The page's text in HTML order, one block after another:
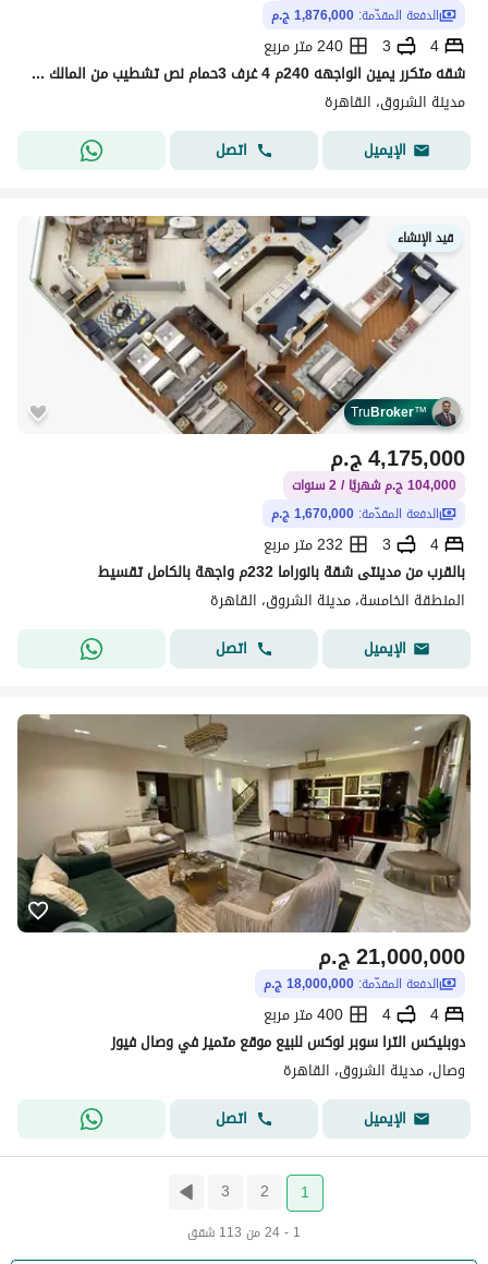
الدفعة المقدّمة: 1,876,000 ج.م
4
3
240 متر مربع
شقه متكرر يمين الواجهه 240م 4 غرف 3حمام نص تشطيب من المالك مباشر خطوات لتاون سنتر مول 30ثانيه لطريق الشباب خطوات لنادي جرين هيلز
مدينة الشروق، القاهرة
الإيميل
اتصل
قيد الإنشاء
TruBroker™
ج.م4,175,000
104,000 ج.م شهريًا / 2 سنوات
الدفعة المقدّمة: 1,670,000 ج.م
4
3
232 متر مربع
بالقرب من مدينتى شقة بانوراما 232م واجهة بالكامل تقسيط
المنطقة الخامسة، مدينة الشروق، القاهرة
الإيميل
اتصل
ج.م21,000,000
الدفعة المقدّمة: 18,000,000 ج.م
4
4
400 متر مربع
دوبليكس الترا سوبر لوكس للبيع موقع متميز في وصال فيوز
وصال، مدينة الشروق، القاهرة
الإيميل
اتصل
1
2
3
1 - 24 من 113 شقق